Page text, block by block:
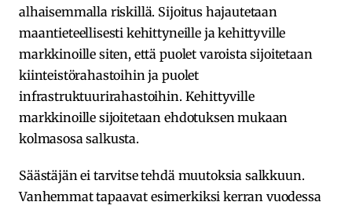
alhaisemmalla riskillä. Sijoitus hajautetaan
maantieteellisesti kehittyneille ja kehittyville
markkinoille siten, että puolet varoista sijoitetaan
kiinteistörahastoihin ja puolet
infrastruktuurirahastoihin. Kehittyville
markkinoille sijoitetaan ehdotuksen mukaan
kolmasosa salkusta.
Säästäjän ei tarvitse tehdä muutoksia salkkuun.
Vanhemmat tapaavat esimerkiksi kerran vuodessa